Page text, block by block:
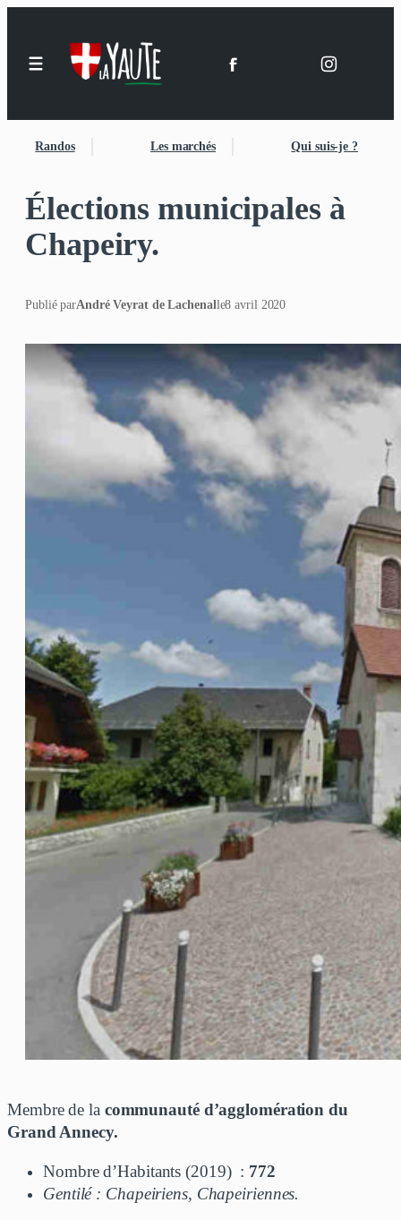
Randos Les marchés Qui suis-je ?
Élections municipales à
Chapeiry.
Publié parAndré Veyrat de Lachenalle8 avril 2020
Membre de la communauté d’agglomération du
Grand Annecy.
Nombre d’Habitants (2019) : 772
Gentilé : Chapeiriens, Chapeiriennes.